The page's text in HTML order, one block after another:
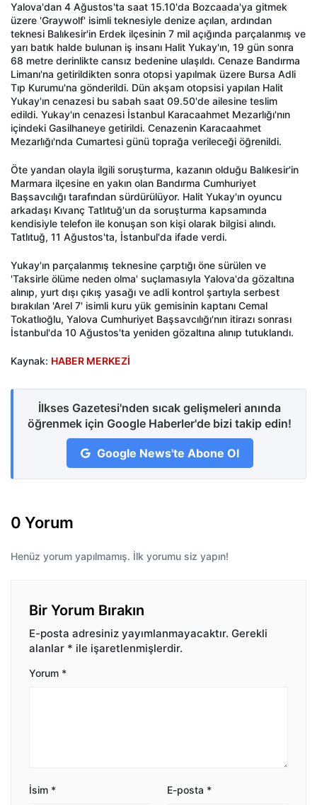
Yalova'dan 4 Ağustos'ta saat 15.10'da Bozcaada'ya gitmek
üzere 'Graywolf' isimli teknesiyle denize açılan, ardından
teknesi Balıkesir'in Erdek ilçesinin 7 mil açığında parçalanmış ve
yarı batık halde bulunan iş insanı Halit Yukay'ın, 19 gün sonra
68 metre derinlikte cansız bedenine ulaşıldı. Cenaze Bandırma
Limanı'na getirildikten sonra otopsi yapılmak üzere Bursa Adli
Tıp Kurumu'na gönderildi. Dün akşam otopsisi yapılan Halit
Yukay'ın cenazesi bu sabah saat 09.50'de ailesine teslim
edildi. Yukay'ın cenazesi İstanbul Karacaahmet Mezarlığı'nın
içindeki Gasilhaneye getirildi. Cenazenin Karacaahmet
Mezarlığı'nda Cumartesi günü toprağa verileceği öğrenildi.
Öte yandan olayla ilgili soruşturma, kazanın olduğu Balıkesir'in
Marmara ilçesine en yakın olan Bandırma Cumhuriyet
Başsavcılığı tarafından sürdürülüyor. Halit Yukay'ın oyuncu
arkadaşı Kıvanç Tatlıtuğ'un da soruşturma kapsamında
kendisiyle telefon ile konuşan son kişi olarak bilgisi alındı.
Tatlıtuğ, 11 Ağustos'ta, İstanbul'da ifade verdi.
Yukay'ın parçalanmış teknesine çarptığı öne sürülen ve
'Taksirle ölüme neden olma' suçlamasıyla Yalova'da gözaltına
alınıp, yurt dışı çıkış yasağı ve adli kontrol şartıyla serbest
bırakılan 'Arel 7' isimli kuru yük gemisinin kaptanı Cemal
Tokatlıoğlu, Yalova Cumhuriyet Başsavcılığı'nın itirazı sonrası
İstanbul'da 10 Ağustos'ta yeniden gözaltına alınıp tutuklandı.
Kaynak: HABER MERKEZİ
İlkses Gazetesi'nden sıcak gelişmeleri anında
öğrenmek için Google Haberler'de bizi takip edin!
Google News'te Abone Ol
0 Yorum
Henüz yorum yapılmamış. İlk yorumu siz yapın!
Bir Yorum Bırakın
E-posta adresiniz yayımlanmayacaktır. Gerekli
alanlar * ile işaretlenmişlerdir.
Yorum *
İsim * E-posta *